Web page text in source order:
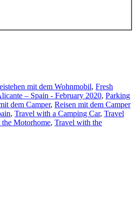
mit dem Wohnmobil, Fresh
– Spain - February 2020, Parking
dem Camper, Reisen mit dem Camper
, Travel with a Camping Car, Travel
Motorhome, Travel with the